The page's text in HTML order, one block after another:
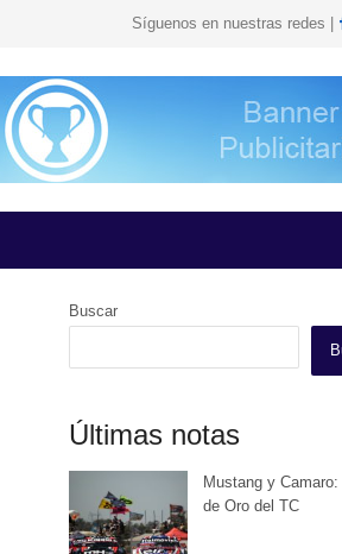
Síguenos en nuestras redes |
Buscar
Últimas notas
Mustang y
de Oro del TC